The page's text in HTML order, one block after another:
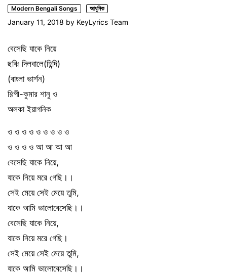
Modern Bengali Songs আধুনিক
January 11, 2018 by KeyLyrics Team
বেসেছি যাকে নিয়ে
ছবিঃ দিলবালে(হিন্দি)
(বাংলা ভার্শন)
শিল্পী-কুমার শানু ও
অলকা ইয়াগনিক
ও ও ও ও ও ও ও ও ও
ও ও ও ও আ আ আ আ
বেসেছি যাকে নিয়ে,
যাকে নিয়ে মরে গেছি।।
সেই মেয়ে সেই মেয়ে তুমি,
যাকে আমি ভালোবেসেছি।।
বেসেছি যাকে নিয়ে,
যাকে নিয়ে মরে গেছি।
সেই মেয়ে সেই মেয়ে তুমি,
যাকে আমি ভালোবেসেছি।।